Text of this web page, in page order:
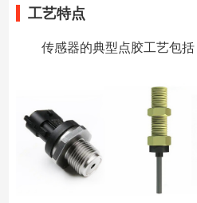
工艺特点
传感器的典型点胶工艺包括